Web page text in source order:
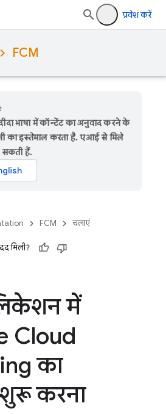
प्रवेश करें
FCM
भाषा में कॉन्टेंट का अनुवाद करने के
का इस्तेमाल करता है. एआई से मिले
सकती हैं.
FCM चलाएं
मिली?
में
Cloud
का
करना